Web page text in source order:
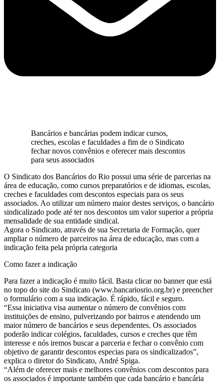
Bancários e bancárias podem indicar cursos,
creches, escolas e faculdades a fim de o Sindicato
fechar novos convênios e oferecer mais descontos
para seus associados
O Sindicato dos Bancários do Rio possui uma série de parcerias na
área de educação, como cursos preparatórios e de idiomas, escolas,
creches e faculdades com descontos especiais para os seus
associados. Ao utilizar um número maior destes serviços, o bancário
sindicalizado pode até ter nos descontos um valor superior a própria
mensalidade de sua entidade sindical.
Agora o Sindicato, através de sua Secretaria de Formação, quer
ampliar o número de parceiros na área de educação, mas com a
indicação feita pela própria categoria
Como fazer a indicação
Para fazer a indicação é muito fácil. Basta clicar no banner que está
no topo do site do Sindicato (www.bancariosrio.org.br) e preencher
o formulário com a sua indicação. É rápido, fácil e seguro.
“Essa iniciativa visa aumentar o número de convênios com
instituições de ensino, pulverizando por bairros e atendendo um
maior número de bancários e seus dependentes. Os associados
poderão indicar colégios, faculdades, cursos e creches que têm
interesse e nós iremos buscar a parceria e fechar o convênio com
objetivo de garantir descontos especias para os sindicalizados”,
explica o diretor do Sindicato, André Spiga.
“Além de oferecer mais e melhores convênios com descontos para
os associados é importante também que cada bancário e bancária